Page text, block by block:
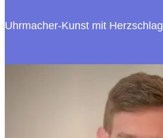
Uhrmacher-Kunst mit Herzschlag